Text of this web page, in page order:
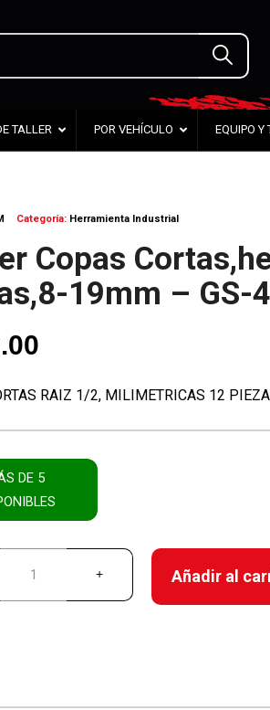
TALLER POR VEHÍCULO EQUIPO Y
Categoría: Herramienta Industrial
Copas
19mm – GS-
RAIZ 1/2, MILIMETRICAS 12
DE 5
Añadir al